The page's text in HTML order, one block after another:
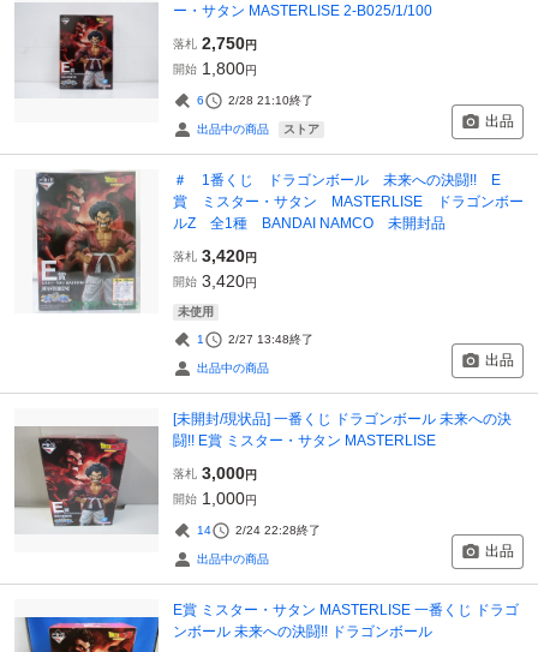
ー・サタン MASTERLISE 2-B025/1/100
落札 2,750円
開始 1,800円
6 2/28 21:10終了
出品中の商品 ストア 出品
＃ 1番くじ ドラゴンボール 未来への決闘!! E
賞 ミスター・サタン MASTERLISE ドラゴンボー
ルZ 全1種 BANDAI NAMCO 未開封品
落札 3,420円
開始 3,420円
未使用
1 2/27 13:48終了
出品中の商品 出品
[未開封/現状品] 一番くじ ドラゴンボール 未来への決
闘!! E賞 ミスター・サタン MASTERLISE
落札 3,000円
開始 1,000円
14 2/24 22:28終了
出品中の商品 出品
E賞 ミスター・サタン MASTERLISE 一番くじ ドラゴ
ンボール 未来への決闘!! ドラゴンボール